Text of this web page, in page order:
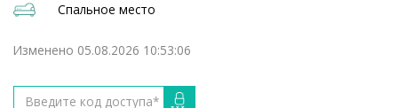
Спальное место
Изменено 05.08.2026 10:53:06